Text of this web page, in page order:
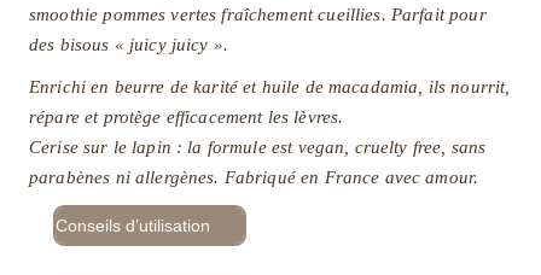
smoothie pommes vertes fraîchement cueillies. Parfait pour
des bisous « juicy juicy ».
Enrichi en beurre de karité et huile de macadamia, ils nourrit,
répare et protège efficacement les lèvres.
Cerise sur le lapin : la formule est vegan, cruelty free, sans
parabènes ni allergènes. Fabriqué en France avec amour.
Conseils d’utilisation